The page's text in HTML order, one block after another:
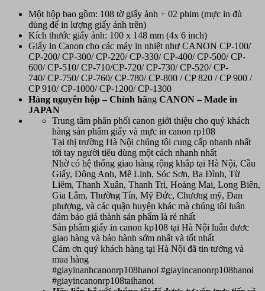
Một hộp bao gồm: 108 tờ giấy ảnh + 02 phim (mực in đủ
dùng để in lượng giấy ảnh trên)
Kích thước giấy ảnh: 100 x 148 mm (4x 6 inch)
Giấy in Canon cho các máy in nhiệt như CANON CP-100/
CP-200/ CP-300/ CP-220/ CP-330/ CP-400/ CP-500/ CP-
600/ CP-510/ CP-710/CP-720/ CP-730/ CP-520/ CP-
740/ CP-750/ CP-760/ CP-780/ CP-800 / CP 820 / CP 900 /
CP 910/ CP-1000/ CP-1200/ CP-1300
Hàng nguyên hộp – Chính hãng CANON – Made in
JAPAN
Trung tâm phân phối canon giới thiệu cho quý khách
hàng sản phẩm giấy và mực in canon rp108
Tại thị trường Hà Nội chúng tôi cung cấp nhanh nhất
tới tay người tiêu dùng một cách nhanh nhất
Nhờ có hệ thống giao hàng rộng khắp tại Hà Nội, Cầu
Giấy, Đông Anh, Mê Linh, Sóc Sơn, Ba Đình, Từ
Liêm, Thanh Xuân, Thanh Trì, Hoàng Mai, Long Biên,
Gia Lâm, Thường Tín, Mỹ Đức, Chương mỹ, Đan
phượng, và các quận huyện khác mà chúng tôi luân
đảm bảo giá thành sản phẩm là rẻ nhất
Sản phẩm giấy in canon kp108 tại Hà Nội luân đươc
giao hàng và bảo hành sớm nhất và tốt nhất
Cảm ơn quý khách hàng tại Hà Nội đã tin tưởng và
mua hàng
#giayinanhcanonrp108hanoi #giayincanonrp108hanoi
#giayincanonrp108taihanoi